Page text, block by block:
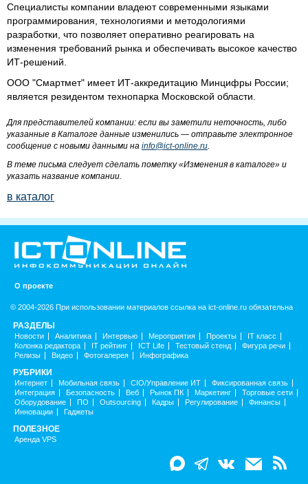
Специалисты компании владеют современными языками
программирования, технологиями и методологиями
разработки, что позволяет оперативно реагировать на
изменения требований рынка и обеспечивать высокое качество
ИТ-решений.
ООО "Смартмет" имеет ИТ-аккредитацию Минцифры России;
является резидентом технопарка Московской области.
Для представителей компании: если вы заметили неточность, либо
указанные в Каталоге данные изменились — отправьте электронное
сообщение с новыми данными на info@ict-online.ru
В теме письма следует сделать пометку «Изменения в каталоге» и
указать название компании.
в каталог
О проекте
© 2004-2026 При использовании материалов ссылка на ict-online.ru обязательна
РАЗДЕЛЫ
Новости Аналитика Интервью Мероприятия Проекты
IT класс
Колонка редактора
IT рейтинг ICT Life Тестовый стенд
Фигура речи
Релизы
Видео Фотогалерея Инфографика
РУБРИКИ
Интернет Мобильная связь CIO/Управление ИТ
Фиксированная связь
Интеграция
Безопасность Веб Рынок ПК Маркетинг
Торговые сети
Оборудование
ПО Outsourcing Кадры Регулирование
Финансы
Инновации
Гаджеты
ПОЛЕЗНОЕ
Аренда VPS